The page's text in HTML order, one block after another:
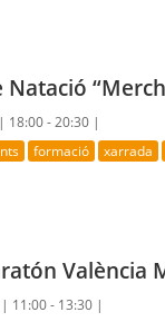
Natació
18:00 - 20:30 |
formació xarrada
València
11:00 - 13:30 |